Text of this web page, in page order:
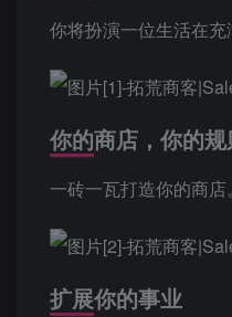
你将扮演一位生活在充
你的商店，你的
一砖一瓦打造你的商
扩展你的事业